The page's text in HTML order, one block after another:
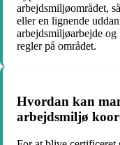
arbejdsmiljøområdet,
eller en lignende
arbejdsmiljøarbejde
regler på området.
Hvordan kan
arbejdsmiljø